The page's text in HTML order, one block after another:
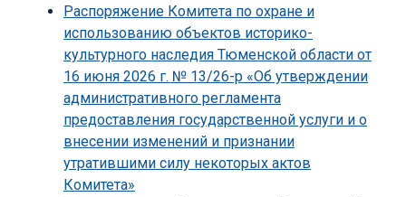
Распоряжение Комитета по охране и
использованию объектов историко-
культурного наследия Тюменской области от
16 июня 2026 г. № 13/26-р «Об утверждении
административного регламента
предоставления государственной услуги и о
внесении изменений и признании
утратившими силу некоторых актов
Комитета»